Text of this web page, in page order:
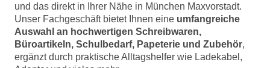
und das direkt in Ihrer Nähe in München Maxvorstadt.
Unser Fachgeschäft bietet Ihnen eine umfangreiche
Auswahl an hochwertigen Schreibwaren,
Büroartikeln, Schulbedarf, Papeterie und Zubehör,
ergänzt durch praktische Alltagshelfer wie Ladekabel,